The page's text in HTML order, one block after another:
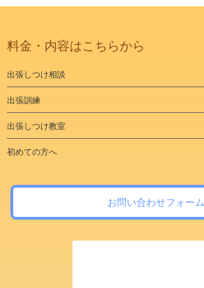
料金・内容はこちらから
出張しつけ相談
出張訓練
出張しつけ教室
初めての方へ
お問い合わせフォーム